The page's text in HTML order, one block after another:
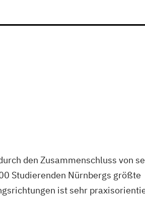
den Zusammenschluss von
Studierenden Nürnbergs größte
ist sehr